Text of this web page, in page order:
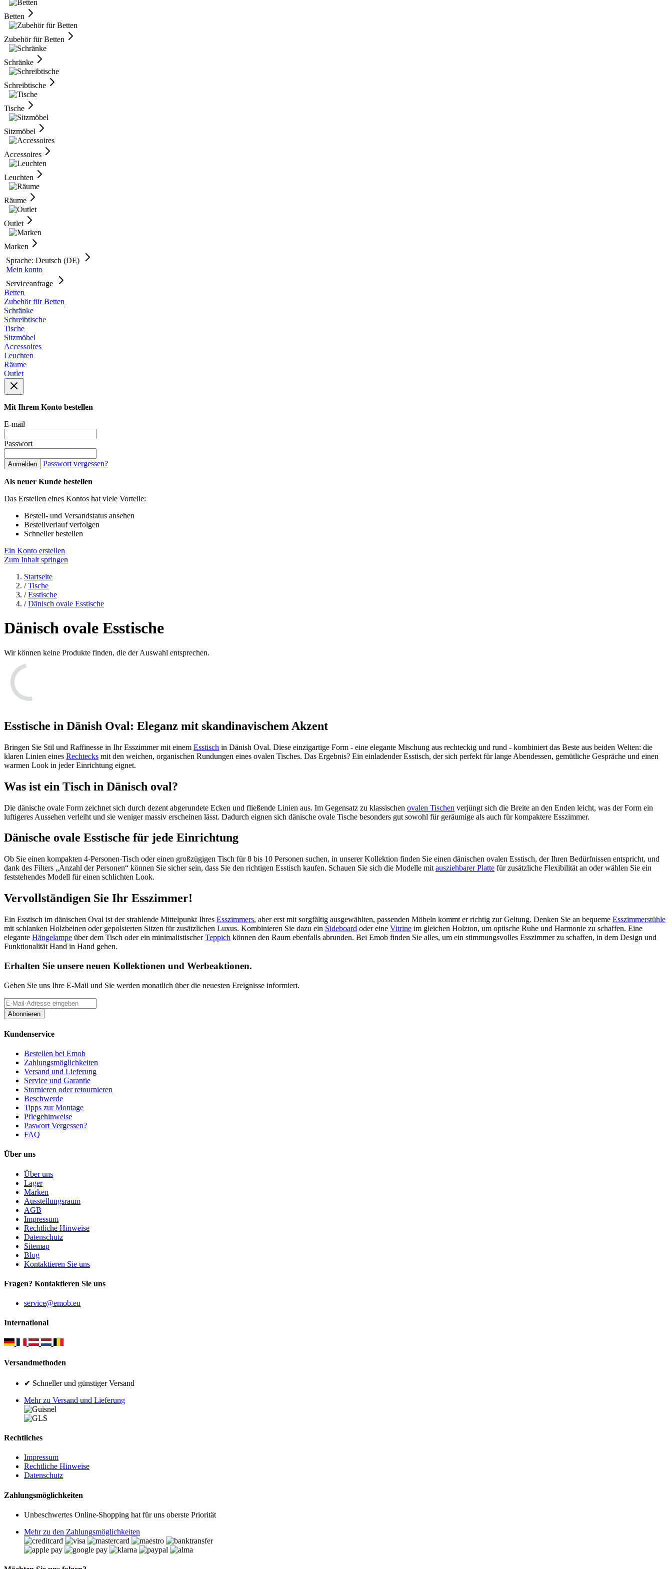
Betten
Zubehör für Betten
Schränke
Schreibtische
Tische
Sitzmöbel
Accessoires
Leuchten
Räume
Outlet
Marken
Sprache: Deutsch (DE)
Mein konto
Serviceanfrage
Betten
Zubehör für Betten
Schränke
Schreibtische
Tische
Sitzmöbel
Accessoires
Leuchten
Räume
Outlet
Mit Ihrem Konto bestellen
E-mail
Passwort
Anmelden Passwort vergessen?
Als neuer Kunde bestellen
Das Erstellen eines Kontos hat viele Vorteile:
Bestell- und Versandstatus ansehen
Bestellverlauf verfolgen
Schneller bestellen
Ein Konto erstellen
Zum Inhalt springen
Startseite
/ Tische
/ Esstische
/ Dänisch ovale Esstische
Dänisch ovale Esstische
Wir können keine Produkte finden, die der Auswahl entsprechen.
Esstische in Dänish Oval: Eleganz mit skandinavischem Akzent
Bringen Sie Stil und Raffinesse in Ihr Esszimmer mit einem Esstisch in Dänish Oval. Diese einzigartige Form - eine elegante Mischung aus rechteckig und rund - kombiniert das Beste aus beiden Welten: die
klaren Linien eines Rechtecks mit den weichen, organischen Rundungen eines ovalen Tisches. Das Ergebnis? Ein einladender Esstisch, der sich perfekt für lange Abendessen, gemütliche Gespräche und einen
warmen Look in jeder Einrichtung eignet.
Was ist ein Tisch in Dänisch oval?
Die dänische ovale Form zeichnet sich durch dezent abgerundete Ecken und fließende Linien aus. Im Gegensatz zu klassischen ovalen Tischen verjüngt sich die Breite an den Enden leicht, was der Form ein
luftigeres Aussehen verleiht und sie weniger massiv erscheinen lässt. Dadurch eignen sich dänische ovale Tische besonders gut sowohl für geräumige als auch für kompaktere Esszimmer.
Dänische ovale Esstische für jede Einrichtung
Ob Sie einen kompakten 4-Personen-Tisch oder einen großzügigen Tisch für 8 bis 10 Personen suchen, in unserer Kollektion finden Sie einen dänischen ovalen Esstisch, der Ihren Bedürfnissen entspricht, und
dank des Filters „Anzahl der Personen“ können Sie sicher sein, dass Sie den richtigen Esstisch kaufen. Schauen Sie sich die Modelle mit ausziehbarer Platte für zusätzliche Flexibilität an oder wählen Sie ein
feststehendes Modell für einen schlichten Look.
Vervollständigen Sie Ihr Esszimmer!
Ein Esstisch im dänischen Oval ist der strahlende Mittelpunkt Ihres Esszimmers, aber erst mit sorgfältig ausgewählten, passenden Möbeln kommt er richtig zur Geltung. Denken Sie an bequeme Esszimmerstühle
mit schlanken Holzbeinen oder gepolsterten Sitzen für zusätzlichen Luxus. Kombinieren Sie dazu ein Sideboard oder eine Vitrine im gleichen Holzton, um optische Ruhe und Harmonie zu schaffen. Eine
elegante Hängelampe über dem Tisch oder ein minimalistischerTeppich können den Raum ebenfalls abrunden. Bei Emob finden Sie alles, um ein stimmungsvolles Esszimmer zu schaffen, in dem Design und
Funktionalität Hand in Hand gehen.
Erhalten Sie unsere neuen Kollektionen und Werbeaktionen.
Geben Sie uns Ihre E-Mail und Sie werden monatlich über die neuesten Ereignisse informiert.
Abonnieren
Kundenservice
Bestellen bei Emob
Zahlungsmöglichkeiten
Versand und Lieferung
Service und Garantie
Stornieren oder retournieren
Beschwerde
Tipps zur Montage
Pflegehinweise
Paswort Vergessen?
FAQ
Über uns
Über uns
Lager
Marken
Ausstellungsraum
AGB
Impressum
Rechtliche Hinweise
Datenschutz
Sitemap
Blog
Kontaktieren Sie uns
Fragen? Kontaktieren Sie uns
service@emob.eu
International
Versandmethoden
✔ Schneller und günstiger Versand
Mehr zu Versand und Lieferung
Rechtliches
Impressum
Rechtliche Hinweise
Datenschutz
Zahlungsmöglichkeiten
Unbeschwertes Online-Shopping hat für uns oberste Priorität
Mehr zu den Zahlungsmöglichkeiten